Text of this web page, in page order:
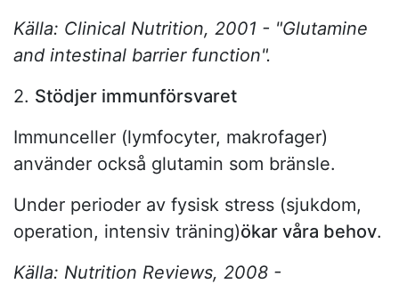
Källa: Clinical Nutrition, 2001 - "Glutamine
and intestinal barrier function".
2. Stödjer immunförsvaret
Immunceller (lymfocyter, makrofager)
använder också glutamin som bränsle.
Under perioder av fysisk stress (sjukdom,
operation, intensiv träning)ökar våra behov.
Källa: Nutrition Reviews, 2008 -